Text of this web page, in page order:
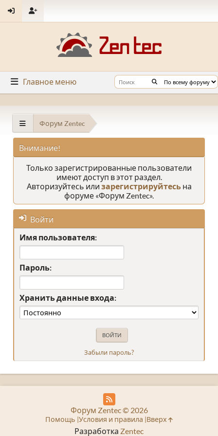
Главное меню
Форум Zentec
Внимание!
Только зарегистрированные пользователи
имеют доступ в этот раздел.
Авторизуйтесь или зарегистрируйтесьна
форуме «Форум Zentec».
Войти
Имя пользователя:
Пароль:
Хранить данные входа:
Забыли пароль?
Разработка Zentec
Форум Zentec © 2026
Помощь Условия и правила Вверх